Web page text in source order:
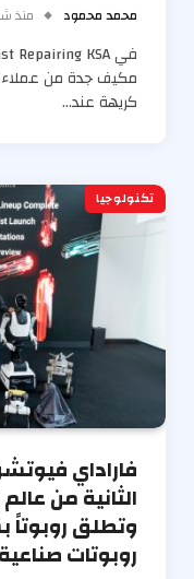
محمد محمود منذ
مكيف جدة من عملاء
كريهة عند…
تكنولوجيا
فاراداي
وتطلق روبوتاً
روبوتات